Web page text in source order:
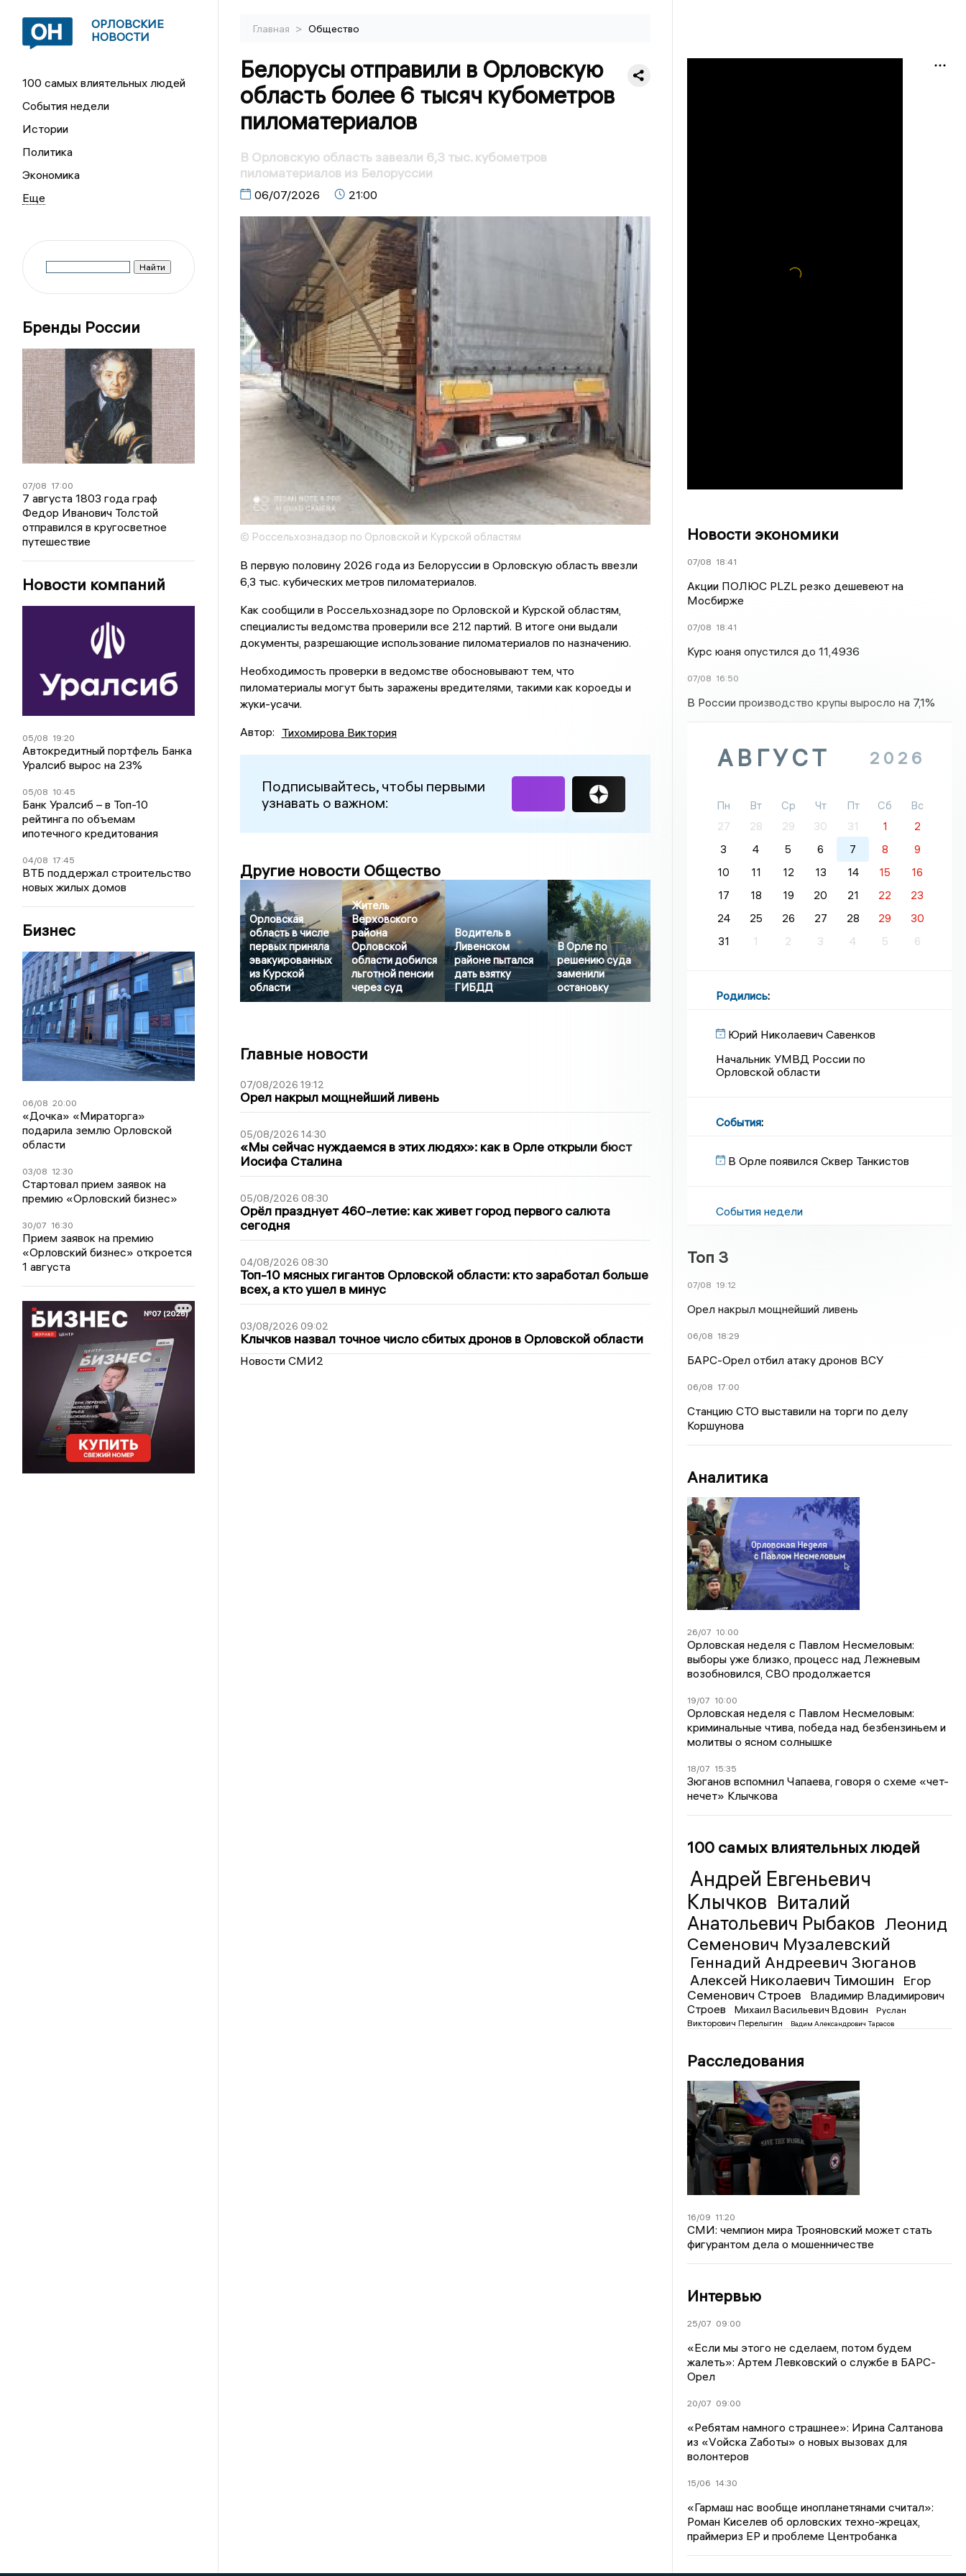
ОРЛОВСКИЕ
НОВОСТИ
100 самых влиятельных людей
События недели
Истории
Политика
Экономика
Бренды России
07/08 17:00
7 августа 1803 года граф
Федор Иванович Толстой
отправился в кругосветное
путешествие
Новости компаний
05/08 19:20
Автокредитный портфель Банка
Уралсиб вырос на 23%
05/08 10:45
Банк Уралсиб – в Топ-10
рейтинга по объемам
ипотечного кредитования
04/08 17:45
ВТБ поддержал строительство
новых жилых домов
Бизнес
06/08 20:00
«Дочка» «Мираторга»
подарила землю Орловской
области
03/08 12:30
Стартовал прием заявок на
премию «Орловский бизнес»
30/07 16:30
Прием заявок на премию
«Орловский бизнес» откроется
1 августа
Главная > Общество
Белорусы отправили в Орловскую
область более 6 тысяч кубометров
пиломатериалов
В Орловскую область завезли 6,3 тыс. кубометров
пиломатериалов из Белоруссии
06/07/2026 21:00
© Россельхознадзор по Орловской и Курской областям
В первую половину 2026 года из Белоруссии в Орловскую область ввезли
6,3 тыс. кубических метров пиломатериалов.
Как сообщили в Россельхознадзоре по Орловской и Курской областям,
специалисты ведомства проверили все 212 партий. В итоге они выдали
документы, разрешающие использование пиломатериалов по назначению.
Необходимость проверки в ведомстве обосновывают тем, что
пиломатериалы могут быть заражены вредителями, такими как короеды и
жуки-усачи.
Автор: Тихомирова Виктория
Подписывайтесь, чтобы первыми
узнавать о важном:
Другие новости Общество
Орловская
область в числе
первых приняла
эвакуированных
из Курской
области
Житель
Верховского
района
Орловской
области добился
льготной пенсии
через суд
Водитель в
Ливенском
районе пытался
дать взятку
ГИБДД
В Орле по
решению суда
заменили
остановку
Главные новости
07/08/2026 19:12
Орел накрыл мощнейший ливень
05/08/2026 14:30
«Мы сейчас нуждаемся в этих людях»: как в Орле открыли бюст
Иосифа Сталина
05/08/2026 08:30
Орёл празднует 460-летие: как живет город первого салюта
сегодня
04/08/2026 08:30
Топ-10 мясных гигантов Орловской области: кто заработал больше
всех, а кто ушел в минус
03/08/2026 09:02
Клычков назвал точное число сбитых дронов в Орловской области
Новости СМИ2
Новости экономики
07/08 18:41
Акции ПОЛЮС PLZL резко дешевеют на
Мосбирже
07/08 18:41
Курс юаня опустился до 11,4936
07/08 16:50
В России производство крупы выросло на 7,1%
АВГУСТ 2026
Пн Вт Ср Чт Пт Сб
Вс
27
28 29 30 31 1
2
3
4 5 6 7 8
9
10
11 12 13 14 15
16
17
18 19 20 21 22
23
24
25 26 27 28 29
30
31
1 2 3 4 5 6
Родились:
Юрий Николаевич Савенков
Начальник УМВД России по
Орловской области
События:
В Орле появился Сквер Танкистов
События недели
Топ 3
07/08 19:12
Орел накрыл мощнейший ливень
06/08 18:29
БАРС-Орел отбил атаку дронов ВСУ
06/08 17:00
Станцию СТО выставили на торги по делу
Коршунова
Аналитика
26/07 10:00
Орловская неделя с Павлом Несмеловым:
выборы уже близко, процесс над Лежневым
возобновился, СВО продолжается
19/07 10:00
Орловская неделя с Павлом Несмеловым:
криминальные чтива, победа над безбензиньем и
молитвы о ясном солнышке
18/07 15:35
Зюганов вспомнил Чапаева, говоря о схеме «чет-
нечет» Клычкова
100 самых влиятельных людей
Андрей Евгеньевич
Клычков Виталий
Анатольевич Рыбаков Леонид
Семенович Музалевский
Геннадий Андреевич Зюганов
Алексей Николаевич Тимошин
Егор
Семенович Строев
Владимир Владимирович
Строев
Михаил Васильевич Вдовин
Руслан
Викторович Перелыгин
Вадим Александрович Тарасов
Расследования
16/09 11:20
СМИ: чемпион мира Трояновский может стать
фигурантом дела о мошенничестве
Интервью
25/07 09:00
«Если мы этого не сделаем, потом будем
жалеть»: Артем Левковский о службе в БАРС-
Орел
20/07 09:00
«Ребятам намного страшнее»: Ирина Салтанова
из «Vойска Zаботы» о новых вызовах для
волонтеров
15/06 14:30
«Гармаш нас вообще инопланетянами считал»:
Роман Киселев об орловских техно-жрецах,
праймериз ЕР и проблеме Центробанка